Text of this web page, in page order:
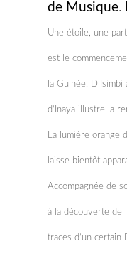
de Musique.
Une étoile, une
est le
la Guinée.
d’Inaya illustre la
La lumière orange
laisse bientôt
Accompagnée de
à la découverte de
traces d’un certain